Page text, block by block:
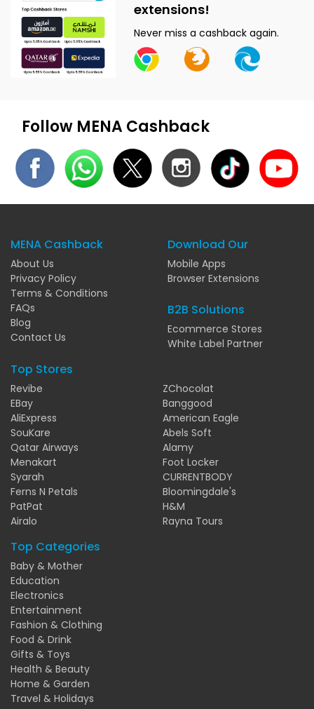
extensions!
Never miss a cashback again.
Follow MENA Cashback
MENA Cashback
About Us
Privacy Policy
Terms & Conditions
FAQs
Blog
Contact Us
Download Our
Mobile Apps
Browser Extensions
B2B Solutions
Ecommerce Stores
White Label Partner
Top Stores
Revibe
EBay
AliExpress
SouKare
Qatar Airways
Menakart
Syarah
Ferns N Petals
PatPat
Airalo
ZChocolat
Banggood
American Eagle
Abels Soft
Alamy
Foot Locker
CURRENTBODY
Bloomingdale's
H&M
Rayna Tours
Top Categories
Baby & Mother
Education
Electronics
Entertainment
Fashion & Clothing
Food & Drink
Gifts & Toys
Health & Beauty
Home & Garden
Travel & Holidays